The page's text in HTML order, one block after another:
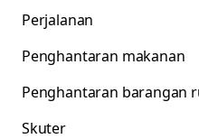
Perjalanan
Penghantaran makanan
Penghantaran barangan
Skuter